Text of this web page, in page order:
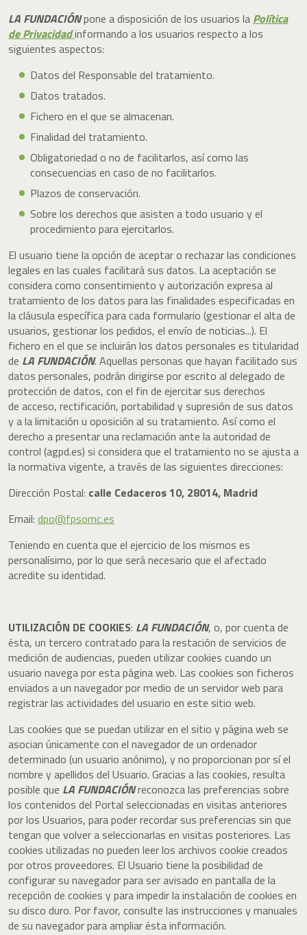
LA FUNDACIÓNpone a disposición de los usuarios la Política
de Privacidadinformando a los usuarios respecto a los
siguientes aspectos:
Datos del Responsable del tratamiento.
Datos tratados.
Fichero en el que se almacenan.
Finalidad del tratamiento.
Obligatoriedad o no de facilitarlos, así como las
consecuencias en caso de no facilitarlos.
Plazos de conservación.
Sobre los derechos que asisten a todo usuario y el
procedimiento para ejercitarlos.
El usuario tiene la opción de aceptar o rechazar las condiciones
legales en las cuales facilitará sus datos. La aceptación se
considera como consentimiento y autorización expresa al
tratamiento de los datos para las finalidades especificadas en
la cláusula específica para cada formulario (gestionar el alta de
usuarios, gestionar los pedidos, el envío de noticias...). El
fichero en el que se incluirán los datos personales es titularidad
de LA FUNDACIÓN. Aquellas personas que hayan facilitado sus
datos personales, podrán dirigirse por escrito al delegado de
protección de datos, con el fin de ejercitar sus derechos
de acceso, rectificación, portabilidad y supresión de sus datos
y a la limitación u oposición al su tratamiento. Así como el
derecho a presentar una reclamación ante la autoridad de
control (agpd.es) si considera que el tratamiento no se ajusta a
la normativa vigente, a través de las siguientes direcciones:
Dirección Postal: calle Cedaceros 10, 28014, Madrid
Email: dpo@fpsomc.es
Teniendo en cuenta que el ejercicio de los mismos es
personalísimo, por lo que será necesario que el afectado
acredite su identidad.
UTILIZACIÓN DE COOKIES: LA FUNDACIÓN, o, por cuenta de
ésta, un tercero contratado para la restación de servicios de
medición de audiencias, pueden utilizar cookies cuando un
usuario navega por esta página web. Las cookies son ficheros
enviados a un navegador por medio de un servidor web para
registrar las actividades del usuario en este sitio web.
Las cookies que se puedan utilizar en el sitio y página web se
asocian únicamente con el navegador de un ordenador
determinado (un usuario anónimo), y no proporcionan por sí el
nombre y apellidos del Usuario. Gracias a las cookies, resulta
posible que LA FUNDACIÓNreconozca las preferencias sobre
los contenidos del Portal seleccionadas en visitas anteriores
por los Usuarios, para poder recordar sus preferencias sin que
tengan que volver a seleccionarlas en visitas posteriores. Las
cookies utilizadas no pueden leer los archivos cookie creados
por otros proveedores. El Usuario tiene la posibilidad de
configurar su navegador para ser avisado en pantalla de la
recepción de cookies y para impedir la instalación de cookies en
su disco duro. Por favor, consulte las instrucciones y manuales
de su navegador para ampliar ésta información.